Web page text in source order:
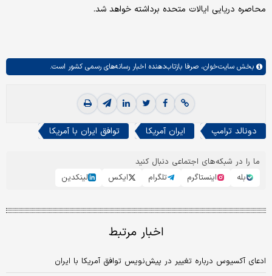
محاصره دریایی ایالات متحده برداشته خواهد شد.
بخش سایت‌خوان، صرفا بازتاب‌دهنده اخبار رسانه‌های رسمی کشور است.
دونالد ترامپ ایران آمریکا توافق ایران با آمریکا
ما را در شبکه‌های اجتماعی دنبال کنید
بله
اینستاگرم تلگرام ایکس لینکدین
اخبار مرتبط
ادعای آکسیوس درباره تغییر در پیش‌نویس توافق آمریکا با ایران